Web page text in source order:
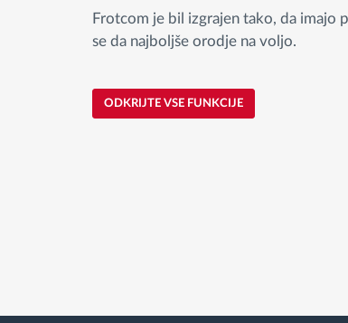
Frotcom je bil izgrajen tako, da imajo
se da najboljše orodje na voljo.
ODKRIJTE VSE FUNKCIJE